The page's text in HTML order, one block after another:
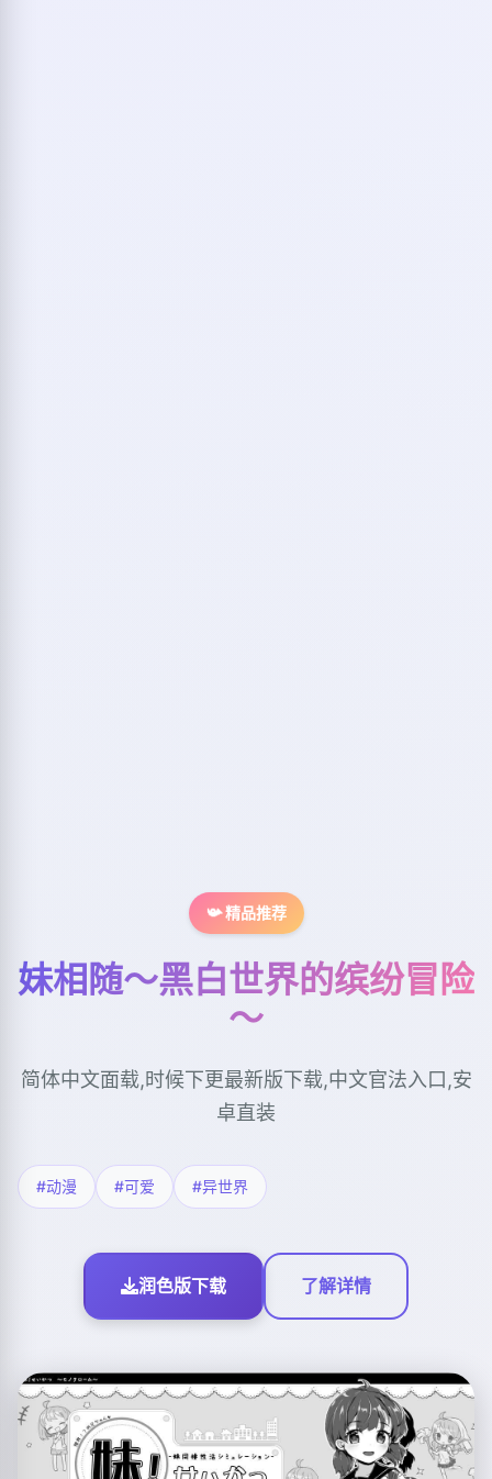
📯 精品推荐
妹相随～黑白世界的缤纷冒险
～
简体中文面载,时候下更最新版下载,中文官法入口,安
卓直装
#动漫 #可爱 #异世界
润色版下载 了解详情